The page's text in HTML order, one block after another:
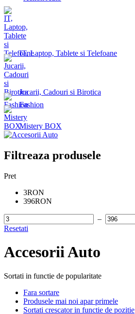
IT, Laptop, Tablete si Telefoane
Jucarii, Cadouri si Birotica
Fashion
Mistery BOX
Filtreaza produsele
Pret
3RON
396RON
–
Resetati
Accesorii Auto
Sortati in functie de popularitate
Fara sortare
Produsele mai noi apar primele
Sortati crescator in functie de pozitie